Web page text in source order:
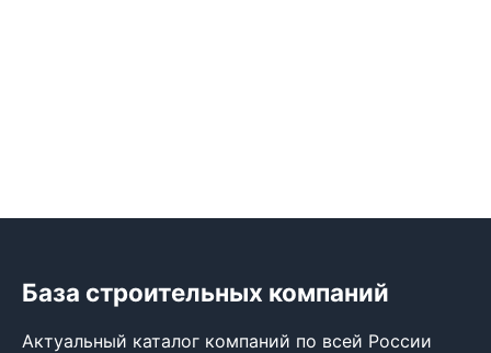
База строительных компаний
Актуальный каталог компаний по всей России